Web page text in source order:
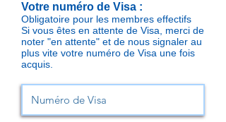
Votre numéro de Visa :
Obligatoire pour les membres effectifs
Si vous êtes en attente de Visa, merci de
noter "en attente" et de nous signaler au
plus vite votre numéro de Visa une fois
acquis.